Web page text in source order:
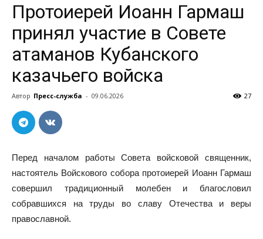
Протоиерей Иоанн Гармаш
принял участие в Совете
атаманов Кубанского
казачьего войска
Автор Пресс-служба - 09.06.2026 27
Перед началом работы Совета войсковой священник,
настоятель Войскового собора протоиерей Иоанн Гармаш
совершил традиционный молебен и благословил
собравшихся на труды во славу Отечества и веры
православной.